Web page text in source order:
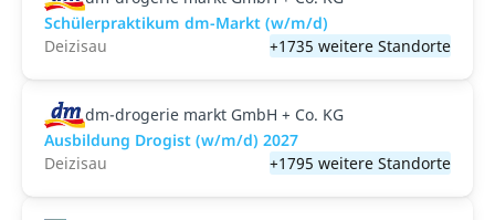
Schülerpraktikum dm-Markt (w/m/d)
Deizisau
+1735 weitere Standorte
dm-drogerie markt GmbH + Co. KG
Ausbildung Drogist (w/m/d) 2027
Deizisau
+1795 weitere Standorte